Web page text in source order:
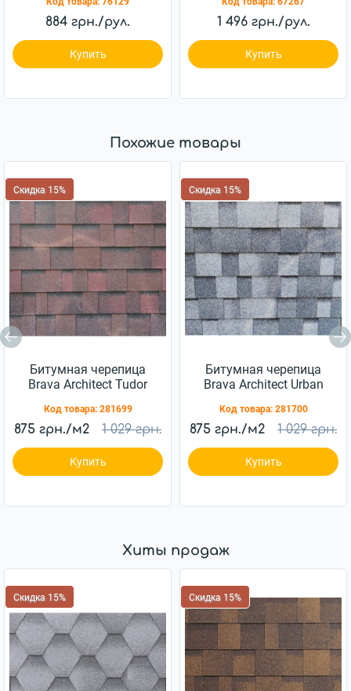
884 грн./рул.
Купить
1 496 грн./рул.
Купить
Похожие товары
Скидка 15%
Битумная черепица
Brava Architect Tudor
Код товара: 281699
875 грн./м2 1 029 грн.
Купить
Скидка 15%
Битумная черепица
Brava Architect Urban
Код товара: 281700
875 грн./м2 1 029 грн.
Купить
Хиты продаж
Скидка 15% Скидка 15%